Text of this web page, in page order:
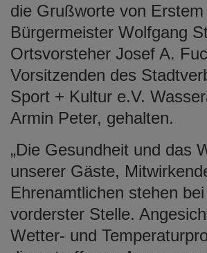
die Grußworte von Erstem
Bürgermeister Wolfgang
Ortsvorsteher Josef A.
Vorsitzenden des
Sport + Kultur e.V.
Armin Peter, gehalten.
„Die Gesundheit und das
unserer Gäste,
Ehrenamtlichen stehen
vorderster Stelle.
Wetter- und